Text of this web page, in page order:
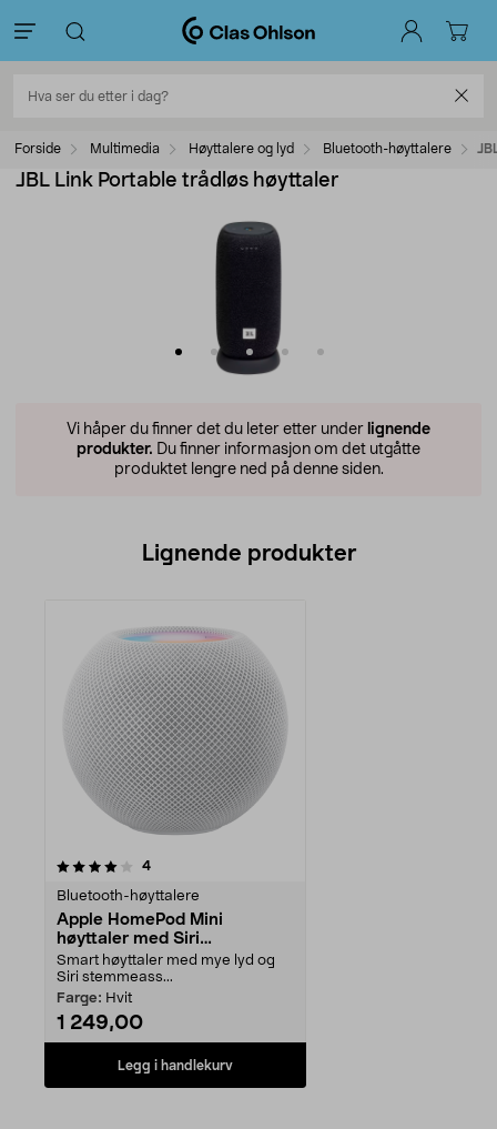
Forside Multimedia Høyttalere og lyd Bluetooth-høyttalere
JBL Link Portable trådløs høyttaler
Vi håper du finner det du leter etter under lignende
produkter. Du finner informasjon om det utgåtte
produktet lengre ned på denne siden.
Lignende produkter
4anmeldelser
Bluetooth-høyttalere
Apple HomePod Mini
høyttaler med Siri
stemmeassistent
Smart høyttaler med mye lyd og
Siri stemmeass...
Farge: Hvit
1 249,00
Legg i handlekurv